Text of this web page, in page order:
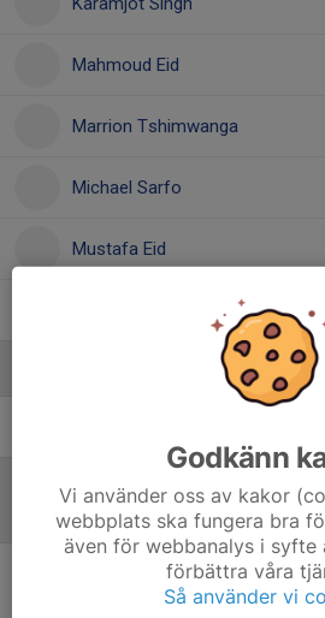
Mahmoud Eid
Marrion Tshimwanga
Michael Sarfo
Mustafa Eid
Referat
Inget referat
Godkänn
Vi använder oss av kakor
webbplats ska fungera bra
även för webbanalys i syfte
förbättra våra
Så använder vi